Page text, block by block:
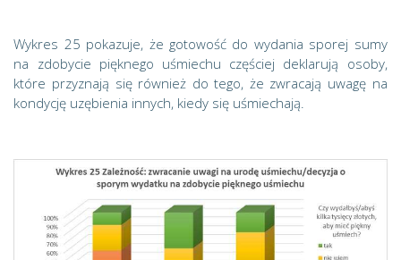
Wykres 25 pokazuje, że gotowość do wydania sporej sumy
na zdobycie pięknego uśmiechu częściej deklarują osoby,
które przyznają się również do tego, że zwracają uwagę na
kondycję uzębienia innych, kiedy się uśmiechają.